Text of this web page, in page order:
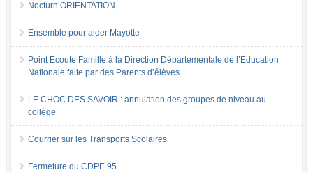
Nocturn’ORIENTATION
Ensemble pour aider Mayotte
Point Ecoute Famille à la Direction Départementale de l’Education
Nationale faite par des Parents d’élèves.
LE CHOC DES SAVOIR : annulation des groupes de niveau au
collège
Courrier sur les Transports Scolaires
Fermeture du CDPE 95